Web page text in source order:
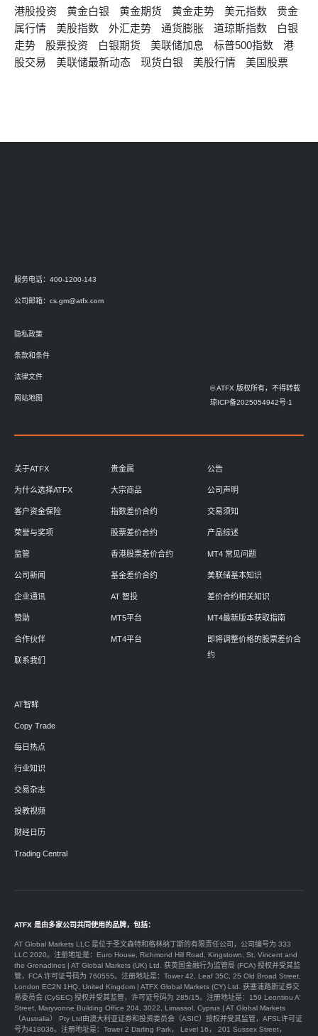
港股投资 黄金白银 黄金期货 黄金走势 美元指数
贵金
属行情
美股指数 外汇走势 通货膨胀 道琼斯指数
白银
走势
股票投资 白银期货 美联储加息 标普500指数
港
股交易
美联储最新动态 现货白银 美股行情 美国股票
服务电话：400-1200-143
公司邮箱： cs.gm@atfx.com
隐私政策
条款和条件
法律文件
网站地图
© ATFX 版权所有，不得转载
琼ICP备2025054942号-1
关于ATFX
为什么选择ATFX
客户资金保险
荣誉与奖项
监管
公司新闻
企业通讯
赞助
合作伙伴
联系我们
贵金属
大宗商品
指数差价合约
股票差价合约
香港股票差价合约
基金差价合约
AT 智投
MT5平台
MT4平台
公告
公司声明
交易须知
产品综述
MT4 常见问题
美联储基本知识
差价合约相关知识
MT4最新版本获取指南
即将调整价格的股票差价合
约
AT智眸
Copy Trade
每日热点
行业知识
交易杂志
投教视频
财经日历
Trading Central
ATFX 是由多家公司共同使用的品牌，包括：
AT Global Markets LLC 是位于圣文森特和格林纳丁斯的有限责任公司，公司编号为 333
LLC 2020。注册地址是：Euro House, Richmond Hill Road, Kingstown, St. Vincent and
the Grenadines | AT Global Markets (UK) Ltd. 获英国金融行为监管局 (FCA) 授权并受其监
管，FCA 许可证号码为 760555。注册地址是：Tower 42, Leaf 35C, 25 Old Broad Street,
London EC2N 1HQ, United Kingdom | ATFX Global Markets (CY) Ltd. 获塞浦路斯证券交
易委员会 (CySEC) 授权并受其监管，许可证号码为 285/15。注册地址是：159 Leontiou A’
Street, Maryvonne Building Office 204, 3022, Limassol, Cyprus | AT Global Markets
（Australia） Pty Ltd由澳大利亚证券和投资委员会（ASIC）授权并受其监管，AFSL许可证
号为418036。注册地址是：Tower 2 Darling Park， Level 16， 201 Sussex Street，